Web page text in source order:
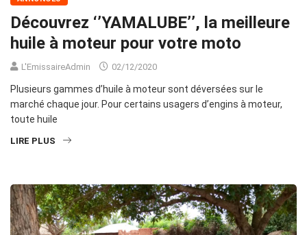
Découvrez ‘’YAMALUBE’’, la meilleure
huile à moteur pour votre moto
L'EmissaireAdmin 02/12/2020
Plusieurs gammes d’huile à moteur sont déversées sur le
marché chaque jour. Pour certains usagers d’engins à moteur,
toute huile
LIRE PLUS